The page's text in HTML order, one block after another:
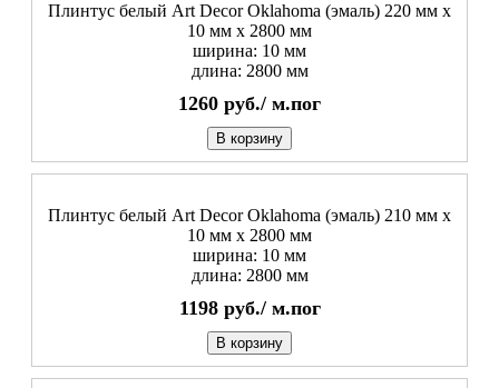
Плинтус белый Art Decor Oklahoma (эмаль) 220 мм х
10 мм х 2800 мм
ширина: 10 мм
длина: 2800 мм
1260 руб./ м.пог
В корзину
Плинтус белый Art Decor Oklahoma (эмаль) 210 мм х
10 мм х 2800 мм
ширина: 10 мм
длина: 2800 мм
1198 руб./ м.пог
В корзину